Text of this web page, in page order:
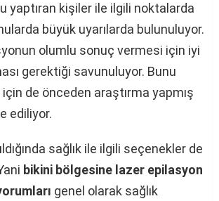
yaptıran kişiler ile ilgili noktalarda
büyük uyarılarda bulunuluyor.
olumlu sonuç vermesi için iyi
gerektiği savunuluyor. Bunu
de önceden araştırma yapmış
ediliyor.
sağlık ile ilgili seçenekler de
bikini bölgesine lazer epilasyon
genel olarak sağlık